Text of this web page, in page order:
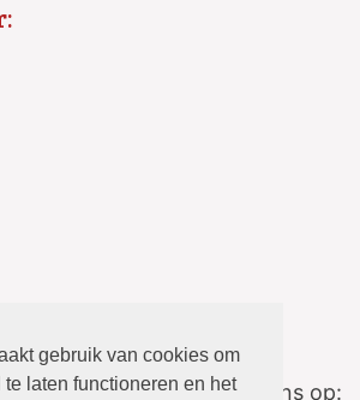
gebruik van cookies om
laten functioneren en hetVolg ons op: